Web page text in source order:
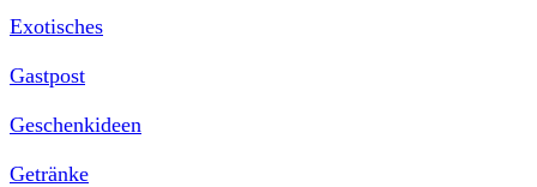
Exotisches
Gastpost
Geschenkideen
Getränke